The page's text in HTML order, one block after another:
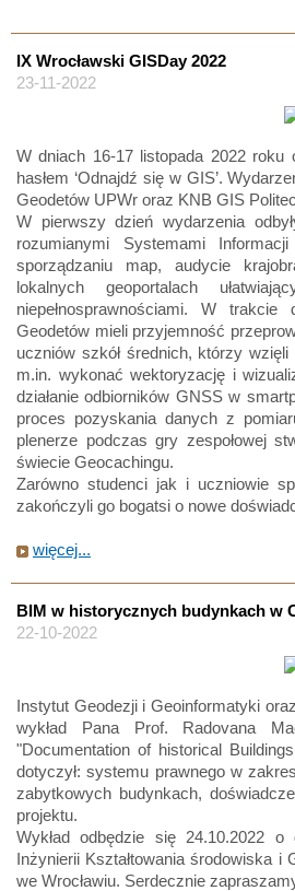
IX Wrocławski GISDay 2022
23-11-2022
W dniach 16-17 listopada 2022 roku
hasłem ‘Odnajdź się w GIS’.
Geodetów UPWr oraz KNB GIS
W pierwszy dzień wydarzenia
rozumianymi Systemami
sporządzaniu map, audycie
lokalnych geoportalach
niepełnosprawnościami. W
Geodetów mieli przyjemność
uczniów szkół średnich, którzy
m.in. wykonać wektoryzację i
działanie odbiorników GNSS w
proces pozyskania danych z
plenerze podczas gry zespołowej
świecie Geocachingu.
Zarówno studenci jak i uczniowie
zakończyli go bogatsi o nowe
więcej...
BIM w historycznych budynkach w
22-10-2022
Instytut Geodezji i Geoinformatyki
wykład Pana Prof. Radovana
"Documentation of historical
dotyczył: systemu prawnego w
zabytkowych budynkach,
projektu.
Wykład odbędzie się 24.10.2022
Inżynierii Kształtowania środowiska i
we Wrocławiu. Serdecznie